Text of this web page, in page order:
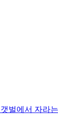
에서 자라